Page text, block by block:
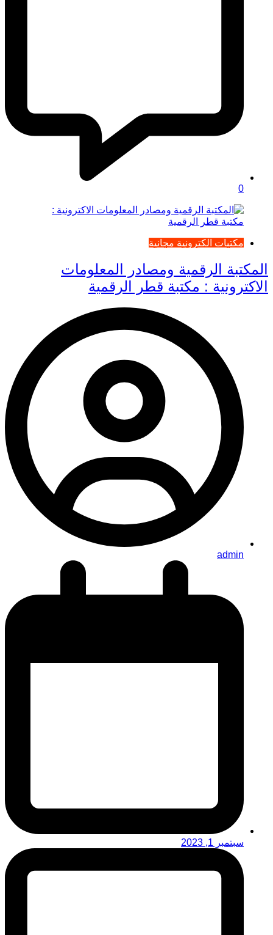
0
مكتبات الكترونية مجانية
المكتبة الرقمية ومصادر المعلومات
الاكترونية : مكتبة قطر الرقمية
admin
سبتمبر 1, 2023